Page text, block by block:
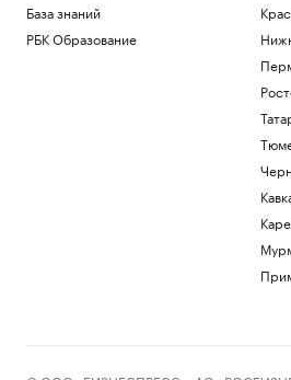
База знаний
РБК Образование